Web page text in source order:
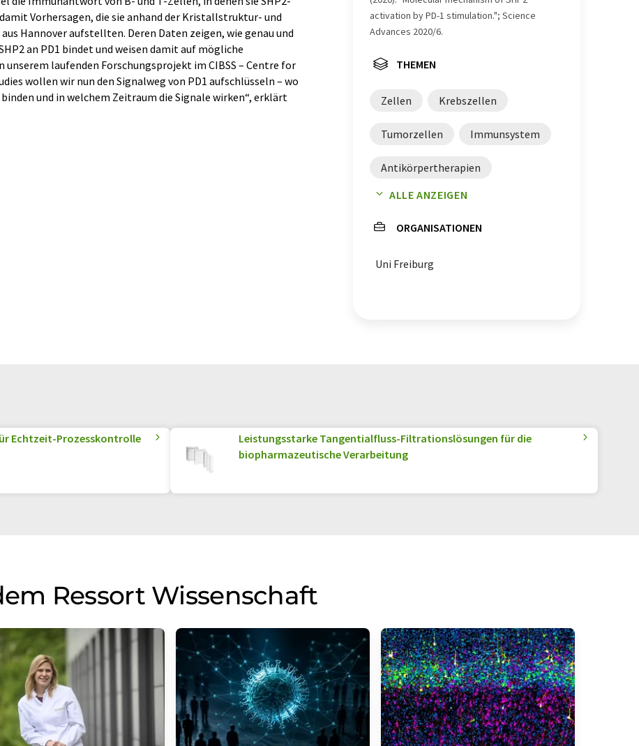
Vorhersagen, die sie anhand der Kristallstruktur- und
Hannover aufstellten. Deren Daten zeigen, wie genau und
an PD1 bindet und weisen damit auf mögliche
laufenden Forschungsprojekt im CIBSS – Centre for
wollen wir nun den Signalweg von PD1 aufschlüsseln – wo
und in welchem Zeitraum die Signale wirken“, erklärt
activation by PD-1 stimulation."; Science
Advances 2020/6.
THEMEN
Zellen Krebszellen
Tumorzellen Immunsystem
Antikörpertherapien
therapeutische Antikörper
Krebs
ALLE ANZEIGEN
ORGANISATIONEN
Uni Freiburg
Echtzeit-Prozesskontrolle
Leistungsstarke Tangentialfluss-Filtrationslösungen für die
biopharmazeutische Verarbeitung
Ressort Wissenschaft